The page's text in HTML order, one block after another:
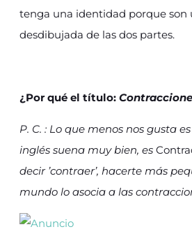
tenga una identidad porque son
desdibujada de las dos partes.
¿Por qué el título:
P. C. : Lo que menos nos gusta
inglés suena muy bien, es
decir ’contraer’, hacerte más
mundo lo asocia a las